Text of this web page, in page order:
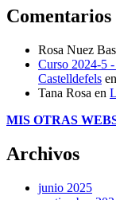
Comentarios
Rosa Nuez
Curso 2024-5
Castelldefels en
Tana Rosa en
MIS OTRAS
Archivos
junio 2025